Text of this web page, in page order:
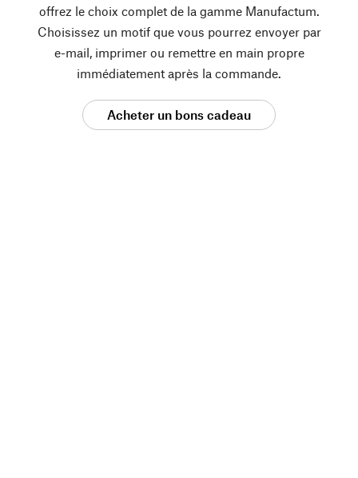
offrez le choix complet de la gamme Manufactum.
Choisissez un motif que vous pourrez envoyer par
e-mail, imprimer ou remettre en main propre
immédiatement après la commande.
Acheter un bons cadeau